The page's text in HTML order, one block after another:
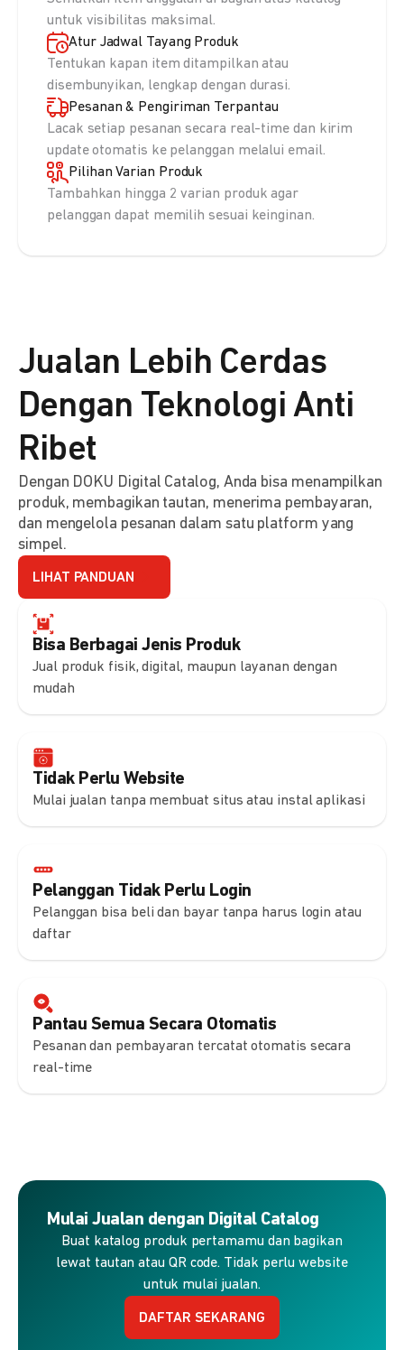
untuk visibilitas maksimal.
Atur Jadwal Tayang Produk
Tentukan kapan item ditampilkan atau
disembunyikan, lengkap dengan durasi.
Pesanan & Pengiriman Terpantau
Lacak setiap pesanan secara real-time dan kirim
update otomatis ke pelanggan melalui email.
Pilihan Varian Produk
Tambahkan hingga 2 varian produk agar
pelanggan dapat memilih sesuai keinginan.
Bisa Berbagai Jenis Produk
Jual produk fisik, digital, maupun layanan dengan
mudah
Tidak Perlu Website
Mulai jualan tanpa membuat situs atau instal aplikasi
Pelanggan Tidak Perlu Login
Pelanggan bisa beli dan bayar tanpa harus login atau
daftar
Pantau Semua Secara Otomatis
Pesanan dan pembayaran tercatat otomatis secara
real-time
Jualan Lebih Cerdas
Dengan Teknologi Anti
Ribet
Dengan DOKU Digital Catalog, Anda bisa menampilkan
produk, membagikan tautan, menerima pembayaran,
dan mengelola pesanan dalam satu platform yang
simpel.
LIHAT PANDUAN
Mulai Jualan dengan Digital Catalog
Buat katalog produk pertamamu dan bagikan
lewat tautan atau QR code. Tidak perlu website
untuk mulai jualan.
DAFTAR SEKARANG